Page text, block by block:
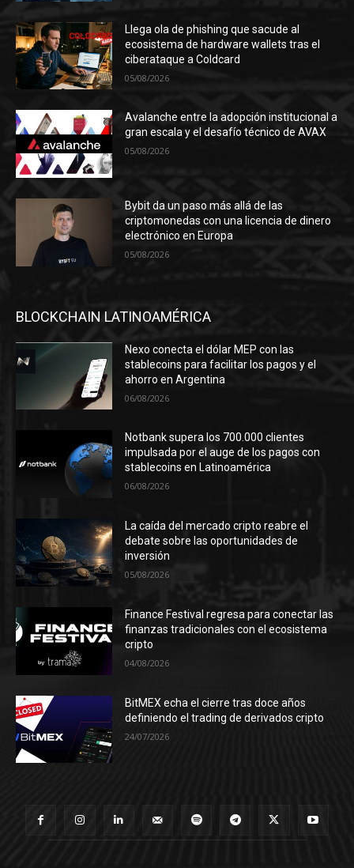
Llega ola de phishing que sacude al
ecosistema de hardware wallets tras el
ciberataque a Coldcard
05/08/2026
Avalanche entre la adopción institucional a
gran escala y el desafío técnico de AVAX
05/08/2026
Bybit da un paso más allá de las
criptomonedas con una licencia de dinero
electrónico en Europa
05/08/2026
BLOCKCHAIN LATINOAMÉRICA
Nexo conecta el dólar MEP con las
stablecoins para facilitar los pagos y el
ahorro en Argentina
06/08/2026
Notbank supera los 700.000 clientes
impulsada por el auge de los pagos con
stablecoins en Latinoamérica
06/08/2026
La caída del mercado cripto reabre el
debate sobre las oportunidades de
inversión
05/08/2026
Finance Festival regresa para conectar las
finanzas tradicionales con el ecosistema
cripto
04/08/2026
BitMEX echa el cierre tras doce años
definiendo el trading de derivados cripto
24/07/2026